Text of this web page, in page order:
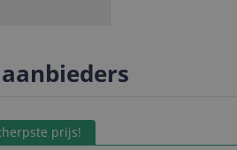
prijs!